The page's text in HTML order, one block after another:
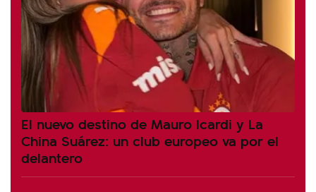
El nuevo destino de Mauro Icardi y La
China Suárez: un club europeo va por el
delantero